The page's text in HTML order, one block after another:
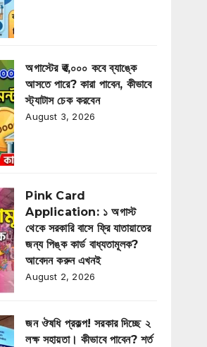
অগাস্টের ₹৩,০০০ কবে ব্যাঙ্কে
আসতে পারে? কারা পাবেন, কীভাবে
স্ট্যাটাস চেক করবেন
August 3, 2026
Pink Card
Application: ১ অগাস্ট
থেকে সরকারি বাসে ফ্রি যাতায়াতের
জন্য পিঙ্ক কার্ড বাধ্যতামূলক?
আবেদন করুন এখনই
August 2, 2026
জন ঔষধি প্রকল্প! সরকার দিচ্ছে ২
লক্ষ সহায়তা। কীভাবে পাবেন? শর্ত